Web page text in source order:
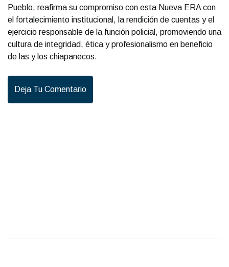
Pueblo, reafirma su compromiso con esta Nueva ERA con
el fortalecimiento institucional, la rendición de cuentas y el
ejercicio responsable de la función policial, promoviendo una
cultura de integridad, ética y profesionalismo en beneficio
de las y los chiapanecos.
Deja Tu Comentario